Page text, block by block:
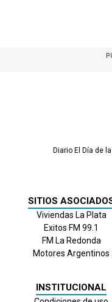
Diario El Día de
SITIOS
Viviendas La Plata
Exitos FM 99.1
FM La Redonda
Motores Argentinos
INSTITUCIONAL